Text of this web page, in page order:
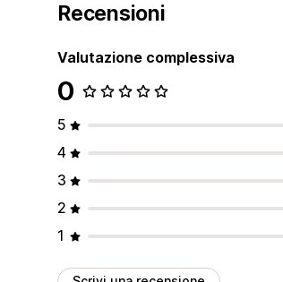
Recensioni
Valutazione complessiva
0
5
4
3
2
1